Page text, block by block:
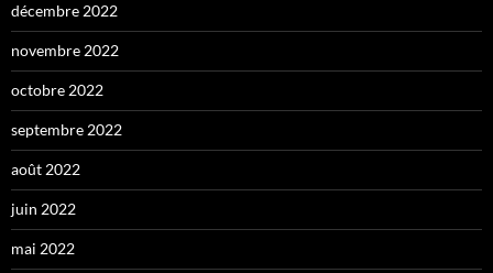
décembre 2022
novembre 2022
octobre 2022
septembre 2022
août 2022
juin 2022
mai 2022